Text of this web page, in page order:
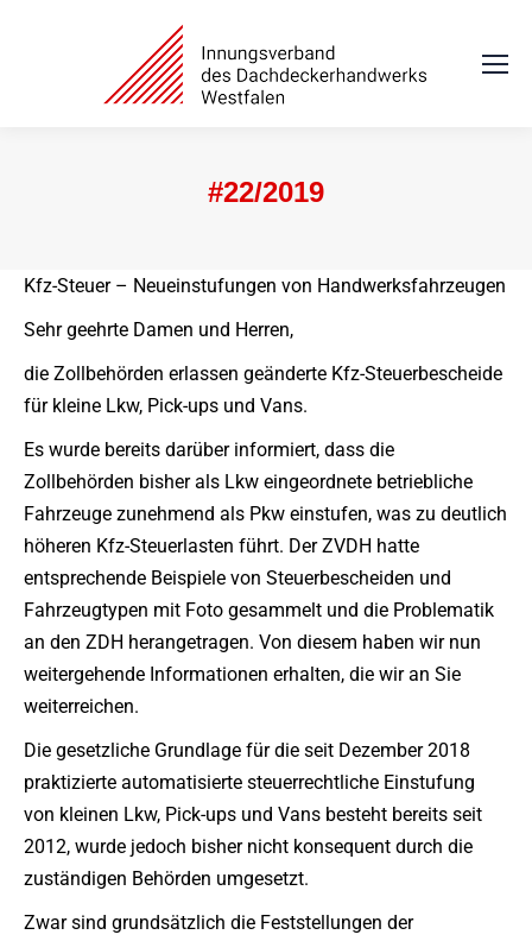
#22/2019
Kfz-Steuer – Neueinstufungen von Handwerksfahrzeugen
Sehr geehrte Damen und Herren,
die Zollbehörden erlassen geänderte Kfz-Steuerbescheide
für kleine Lkw, Pick-ups und Vans.
Es wurde bereits darüber informiert, dass die
Zollbehörden bisher als Lkw eingeordnete betriebliche
Fahrzeuge zunehmend als Pkw einstufen, was zu deutlich
höheren Kfz-Steuerlasten führt. Der ZVDH hatte
entsprechende Beispiele von Steuerbescheiden und
Fahrzeugtypen mit Foto gesammelt und die Problematik
an den ZDH herangetragen. Von diesem haben wir nun
weitergehende Informationen erhalten, die wir an Sie
weiterreichen.
Die gesetzliche Grundlage für die seit Dezember 2018
praktizierte automatisierte steuerrechtliche Einstufung
von kleinen Lkw, Pick-ups und Vans besteht bereits seit
2012, wurde jedoch bisher nicht konsequent durch die
zuständigen Behörden umgesetzt.
Zwar sind grundsätzlich die Feststellungen der